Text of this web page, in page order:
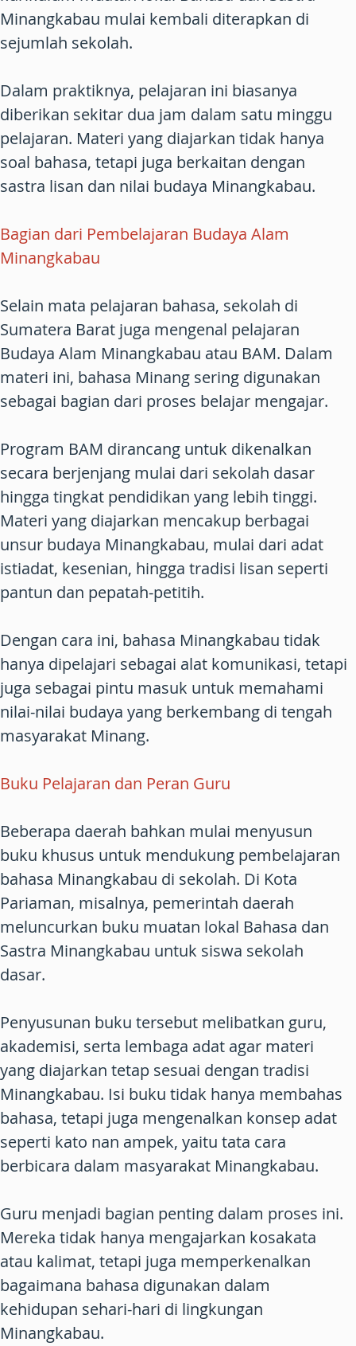
Minangkabau mulai kembali diterapkan di
sejumlah sekolah.
Dalam praktiknya, pelajaran ini biasanya
diberikan sekitar dua jam dalam satu minggu
pelajaran. Materi yang diajarkan tidak hanya
soal bahasa, tetapi juga berkaitan dengan
sastra lisan dan nilai budaya Minangkabau.
Bagian dari Pembelajaran Budaya Alam
Minangkabau
Selain mata pelajaran bahasa, sekolah di
Sumatera Barat juga mengenal pelajaran
Budaya Alam Minangkabau atau BAM. Dalam
materi ini, bahasa Minang sering digunakan
sebagai bagian dari proses belajar mengajar.
Program BAM dirancang untuk dikenalkan
secara berjenjang mulai dari sekolah dasar
hingga tingkat pendidikan yang lebih tinggi.
Materi yang diajarkan mencakup berbagai
unsur budaya Minangkabau, mulai dari adat
istiadat, kesenian, hingga tradisi lisan seperti
pantun dan pepatah-petitih.
Dengan cara ini, bahasa Minangkabau tidak
hanya dipelajari sebagai alat komunikasi, tetapi
juga sebagai pintu masuk untuk memahami
nilai-nilai budaya yang berkembang di tengah
masyarakat Minang.
Buku Pelajaran dan Peran Guru
Beberapa daerah bahkan mulai menyusun
buku khusus untuk mendukung pembelajaran
bahasa Minangkabau di sekolah. Di Kota
Pariaman, misalnya, pemerintah daerah
meluncurkan buku muatan lokal Bahasa dan
Sastra Minangkabau untuk siswa sekolah
dasar.
Penyusunan buku tersebut melibatkan guru,
akademisi, serta lembaga adat agar materi
yang diajarkan tetap sesuai dengan tradisi
Minangkabau. Isi buku tidak hanya membahas
bahasa, tetapi juga mengenalkan konsep adat
seperti kato nan ampek, yaitu tata cara
berbicara dalam masyarakat Minangkabau.
Guru menjadi bagian penting dalam proses ini.
Mereka tidak hanya mengajarkan kosakata
atau kalimat, tetapi juga memperkenalkan
bagaimana bahasa digunakan dalam
kehidupan sehari-hari di lingkungan
Minangkabau.